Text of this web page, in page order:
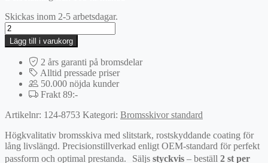
Skickas inom 2-5 arbetsdagar.
Bromsskiva
mängd
Lägg till i varukorg
2 års garanti på bromsdelar
Alltid pressade priser
50.000 nöjda kunder
Frakt 89:-
Artikelnr: 124-8753 Kategori: Bromsskivor standard
Högkvalitativ bromsskiva med slitstark, rostskyddande coating för
lång livslängd. Precisionstillverkad enligt OEM-standard för perfekt
passform och optimal prestanda. Säljs styckvis – beställ 2 st per